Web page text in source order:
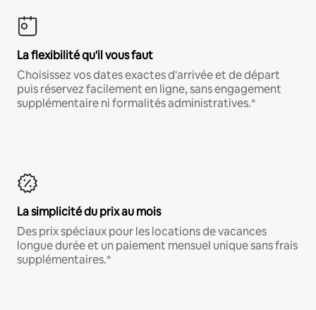
La flexibilité qu'il vous faut
Choisissez vos dates exactes d'arrivée et de départ
puis réservez facilement en ligne, sans engagement
supplémentaire ni formalités administratives.*
La simplicité du prix au mois
Des prix spéciaux pour les locations de vacances
longue durée et un paiement mensuel unique sans frais
supplémentaires.*